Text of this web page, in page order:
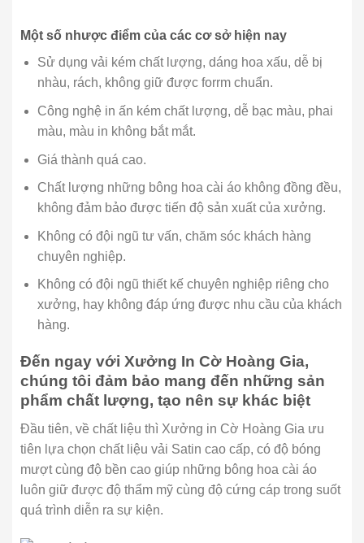
Một số nhược điểm của các cơ sở hiện nay
Sử dụng vải kém chất lượng, dáng hoa xấu, dễ bị
nhàu, rách, không giữ được forrm chuẩn.
Công nghệ in ấn kém chất lượng, dễ bạc màu, phai
màu, màu in không bắt mắt.
Giá thành quá cao.
Chất lượng những bông hoa cài áo không đồng đều,
không đảm bảo được tiến độ sản xuất của xưởng.
Không có đội ngũ tư vấn, chăm sóc khách hàng
chuyên nghiệp.
Không có đội ngũ thiết kế chuyên nghiệp riêng cho
xưởng, hay không đáp ứng được nhu cầu của khách
hàng.
Đến ngay với Xưởng In Cờ Hoàng Gia,
chúng tôi đảm bảo mang đến những sản
phẩm chất lượng, tạo nên sự khác biệt
Đầu tiên, về chất liệu thì Xưởng in Cờ Hoàng Gia ưu
tiên lựa chọn chất liệu vải Satin cao cấp, có độ bóng
mượt cùng độ bền cao giúp những bông hoa cài áo
luôn giữ được độ thẩm mỹ cùng độ cứng cáp trong suốt
quá trình diễn ra sự kiện.